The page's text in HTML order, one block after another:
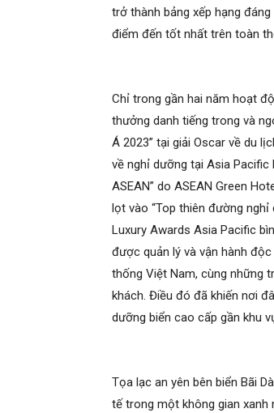
trở thành bảng xếp hạng
điểm đến tốt nhất trên toàn
Chỉ trong gần hai năm hoạt
thưởng danh tiếng trong và
Á 2023” tại giải Oscar về du
về nghỉ dưỡng tại Asia Pacific
ASEAN” do ASEAN Green
lọt vào “Top thiên đường
Luxury Awards Asia Pacific
được quản lý và vận hành
thống Việt Nam, cùng những
khách. Điều đó đã khiến nơi
dưỡng biển cao cấp gần khu
Tọa lạc an yên bên biển Bãi
tế trong một không gian xanh